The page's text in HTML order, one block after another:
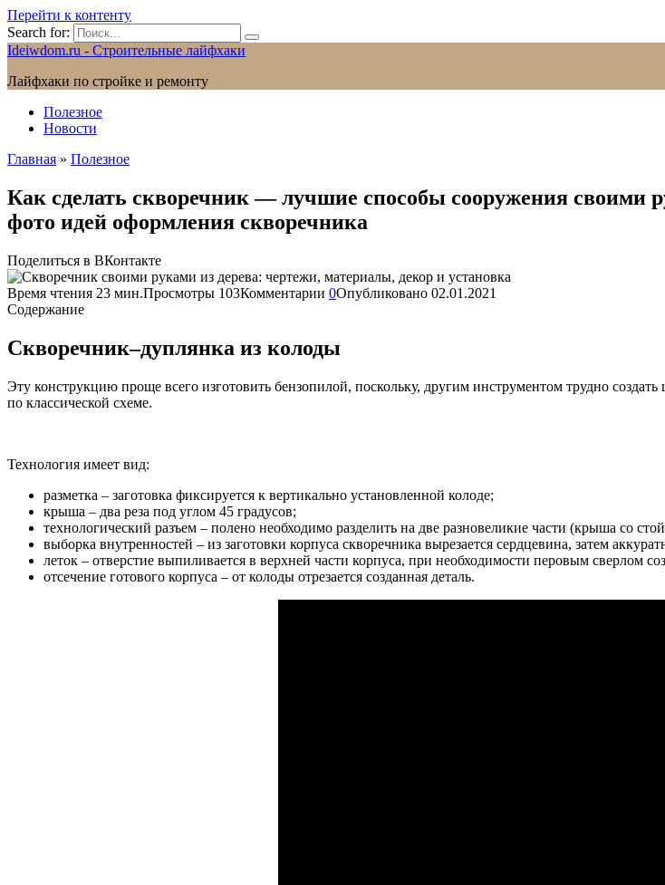
Перейти к контенту
Search for:
Ideiwdom.ru - Строительные лайфхаки
Лайфхаки по стройке и ремонту
Полезное
Новости
Главная » Полезное
Как сделать скворечник — лучшие способы сооружения своими
фото идей оформления скворечника
Поделиться в ВКонтакте
Время чтения 23 мин.Просмотры 103Комментарии 0Опубликовано 02.01.2021
Содержание
Скворечник–дуплянка из колоды
Эту конструкцию проще всего изготовить бензопилой, поскольку, другим инструментом трудно
по классической схеме.
Технология имеет вид:
разметка – заготовка фиксируется к вертикально установленной колоде;
крыша – два реза под углом 45 градусов;
технологический разъем – полено необходимо разделить на две разновеликие части (крыша со
выборка внутренностей – из заготовки корпуса скворечника вырезается сердцевина, затем
леток – отверстие выпиливается в верхней части корпуса, при необходимости перовым сверлом
отсечение готового корпуса – от колоды отрезается созданная деталь.